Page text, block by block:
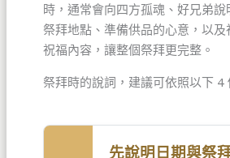
時，通常會向四方孤魂、好兄弟說
祭拜地點、準備供品的心意，以
祝福內容，讓整個祭拜更完整。
祭拜時的說詞，建議可依照以下 4
先說明日期與祭